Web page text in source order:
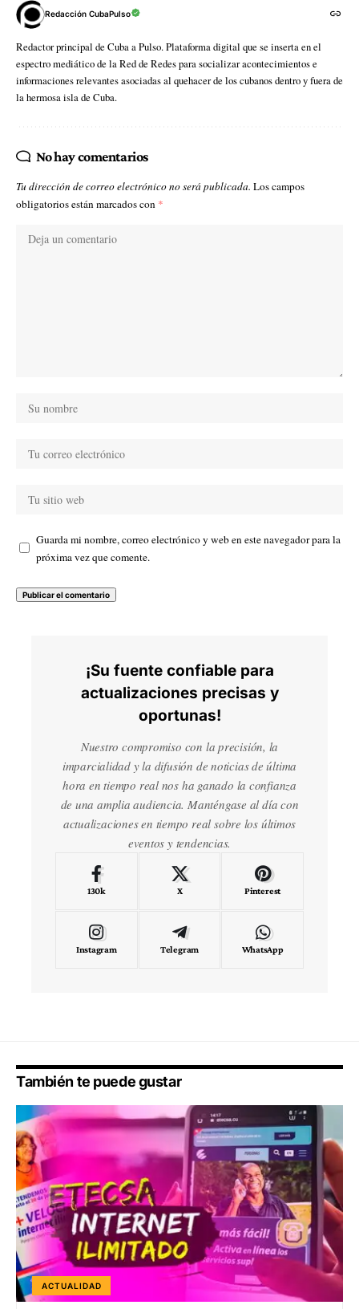
Redacción CubaPulso
Redactor principal de Cuba a Pulso. Plataforma digital que se inserta en el
espectro mediático de la Red de Redes para socializar acontecimientos e
informaciones relevantes asociadas al quehacer de los cubanos dentro y fuera de
la hermosa isla de Cuba.
No hay comentarios
Tu dirección de correo electrónico no será publicada. Los campos
obligatorios están marcados con *
Guarda mi nombre, correo electrónico y web en este navegador para la
próxima vez que comente.
¡Su fuente confiable para
actualizaciones precisas y
oportunas!
Nuestro compromiso con la precisión, la
imparcialidad y la difusión de noticias de última
hora en tiempo real nos ha ganado la confianza
de una amplia audiencia. Manténgase al día con
actualizaciones en tiempo real sobre los últimos
eventos y tendencias.
130k X Pinterest
Instagram Telegram WhatsApp
También te puede gustar
ACTUALIDAD